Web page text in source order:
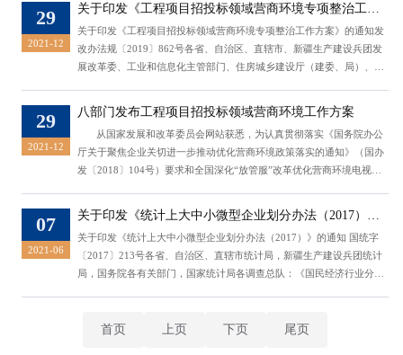
划型标准规定》。经国务院同意，现印发给你们，请遵照执
行。 ...
29
2021-12
关于印发《工程项目招投标领域营商环境专项整治工作
关于印发《工程项目招投标领域营商环境专项整治工作方案》的通知发
改办法规〔2019〕862号各省、自治区、直辖市、新疆生产建设兵团发
展改革委、工业和信息化主管部门、住房城乡建设厅（建委、局）、交
局、民航各地区管理局：为认真贯彻落实《国务院办公厅关于聚焦企业
关切 进一步推动优化营商环...
29
2021-12
八部门发布工程项目招投标领域营商环境工作方案
从国家发展和改革委员会网站获悉，为认真贯彻落实《国务院办公
厅关于聚焦企业关切进一步推动优化营商环境政策落实的通知》（国办
发〔2018〕104号）要求和全国深化“放管服”改革优化营商环境电视电
领域营商环境专项整治工作。国家发展改革委办公厅、工业和信息化部
办公厅、住房城乡建设...
07
2021-06
关于印发《统计上大中小微型企业划分办法（2017）》
关于印发《统计上大中小微型企业划分办法（2017）》的通知 国统字
〔2017〕213号各省、自治区、直辖市统计局，新疆生产建设兵团统计
局，国务院各有关部门，国家统计局各调查总队：《国民经济行业分
法、结构框架和适用范围，仅将所涉及的行业按照《国民经济行业分
首页 上页 下页 尾页